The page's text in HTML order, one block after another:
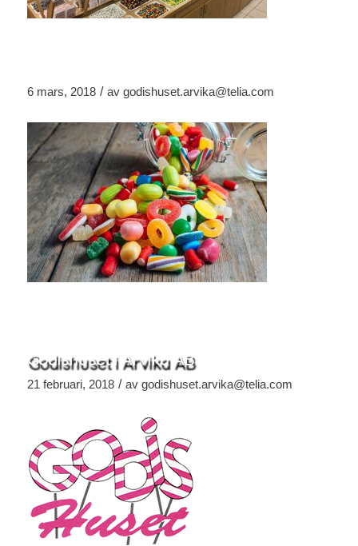
6 mars, 2018 / av godishuset.arvika@telia.com
Godishuset i Arvika AB
21 februari, 2018 / av godishuset.arvika@telia.com